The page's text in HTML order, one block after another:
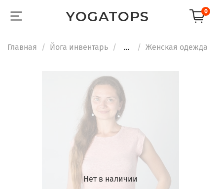
YOGATOPS 0
Главная Йога инвентарь ... Женская одежда
Нет в наличии